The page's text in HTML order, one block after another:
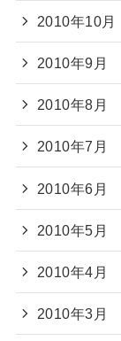
2010年10月
2010年9月
2010年8月
2010年7月
2010年6月
2010年5月
2010年4月
2010年3月